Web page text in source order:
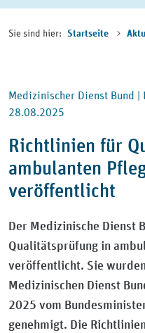
Sie sind hier: Startseite
Medizinischer Dienst Bund |
28.08.2025
Richtlinien für
ambulanten
veröffentlicht
Der Medizinische Dienst
Qualitätsprüfung in
veröffentlicht. Sie
Medizinischen Dienst
2025 vom
genehmigt. Die